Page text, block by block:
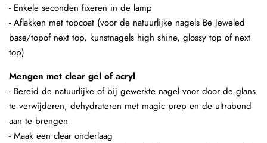
- Enkele seconden fixeren in de lamp
- Aflakken met topcoat (voor de natuurlijke nagels Be Jeweled
base/topof next top, kunstnagels high shine, glossy top of next
top)
Mengen met clear gel of acryl
- Bereid de natuurlijke of bij gewerkte nagel voor door de glans
te verwijderen, dehydrateren met magic prep en de ultrabond
aan te brengen
- Maak een clear onderlaag